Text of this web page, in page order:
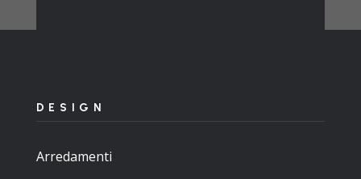
DESIGN
Arredamenti